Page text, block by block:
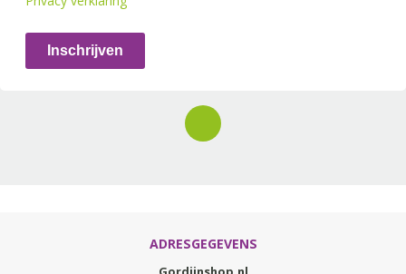
Inschrijven
ADRESGEGEVENS